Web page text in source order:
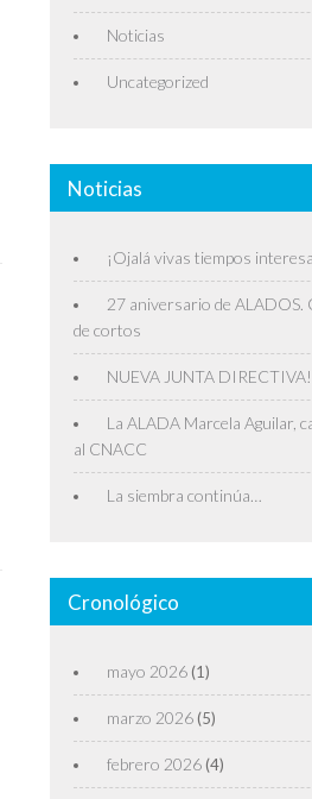
Noticias
Uncategorized
Noticias
¡Ojalá vivas tiempos
27 aniversario de ALADOS.
de cortos
NUEVA JUNTA
La ALADA Marcela Aguilar,
al CNACC
La siembra continúa…
Cronológico
mayo 2026 (1)
marzo 2026 (5)
febrero 2026 (4)